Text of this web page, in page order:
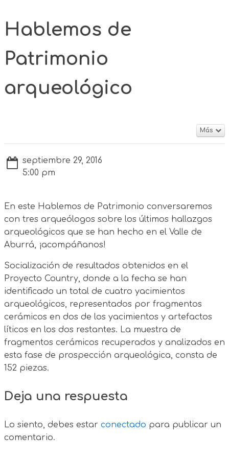
Hablemos de
Patrimonio
arqueológico
Más
septiembre 29, 2016
5:00 pm
En este Hablemos de Patrimonio conversaremos
con tres arqueólogos sobre los últimos hallazgos
arqueológicos que se han hecho en el Valle de
Aburrá, ¡acompáñanos!
Socialización de resultados obtenidos en el
Proyecto Country, donde a la fecha se han
identificado un total de cuatro yacimientos
arqueológicos, representados por fragmentos
cerámicos en dos de los yacimientos y artefactos
líticos en los dos restantes. La muestra de
fragmentos cerámicos recuperados y analizados en
esta fase de prospección arqueológica, consta de
152 piezas.
Deja una respuesta
Lo siento, debes estar conectado para publicar un
comentario.